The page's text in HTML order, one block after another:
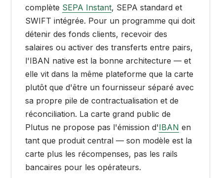
complète SEPA Instant, SEPA standard et
SWIFT intégrée. Pour un programme qui doit
détenir des fonds clients, recevoir des
salaires ou activer des transferts entre pairs,
l'IBAN native est la bonne architecture — et
elle vit dans la même plateforme que la carte
plutôt que d'être un fournisseur séparé avec
sa propre pile de contractualisation et de
réconciliation. La carte grand public de
Plutus ne propose pas l'émission d'IBAN en
tant que produit central — son modèle est la
carte plus les récompenses, pas les rails
bancaires pour les opérateurs.